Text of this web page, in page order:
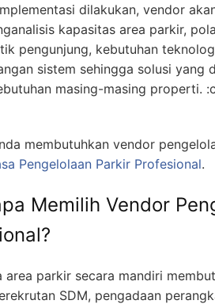
dilakukan, vendor
kapasitas area parkir,
pengunjung, kebutuhan
sistem sehingga solusi yang
masing-masing properti.
membutuhkan vendor
Pengelolaan Parkir Profesional.
Memilih Vendor
area parkir secara mandiri
SDM, pengadaan